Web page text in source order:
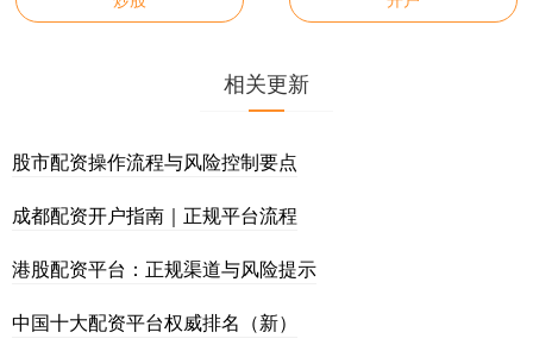
相关更新
股市配资操作流程与风险控制要点
成都配资开户指南｜正规平台流程
港股配资平台：正规渠道与风险提示
中国十大配资平台权威排名（新）